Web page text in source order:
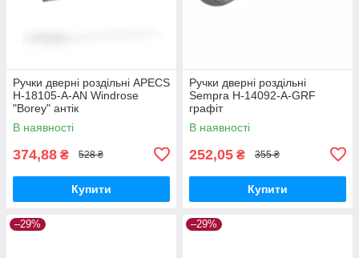
Ручки дверні роздільні APECS
H-18105-A-AN Windrose
"Borey" антік
В наявності
374,88 ₴ 528 ₴
Купити
Ручки дверні роздільні
Sempra H-14092-A-GRF
графіт
В наявності
252,05 ₴ 355 ₴
Купити
–29% –29%